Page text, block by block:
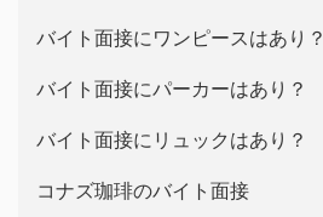
バイト面接にワンピースはあり？
バイト面接にパーカーはあり？
バイト面接にリュックはあり？
コナズ珈琲のバイト面接